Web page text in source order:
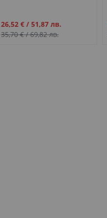
Промо
цена
26,52 €/ 51,87 лв.
35,70 €/69,82 лв.